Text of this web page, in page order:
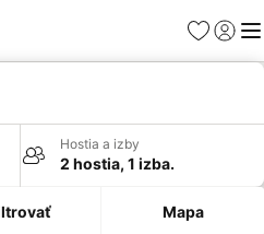
Obľúbené
Hostia a izby
2 hostia, 1 izba.
Mapa